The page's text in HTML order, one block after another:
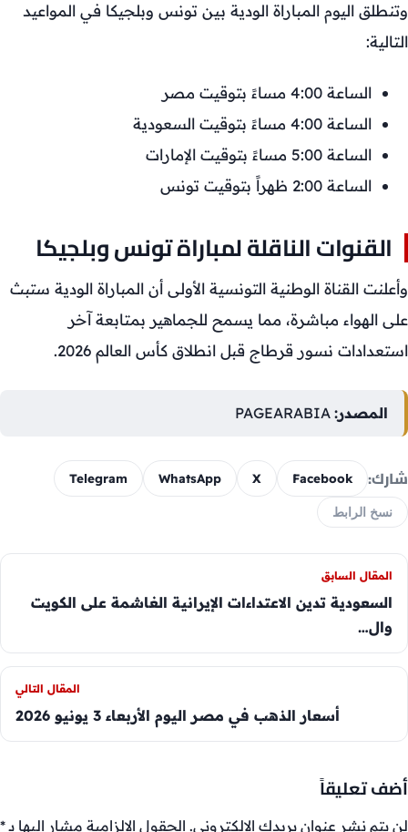
وتنطلق اليوم المباراة الودية بين تونس وبلجيكا في المواعيد
التالية:
الساعة 4:00 مساءً بتوقيت مصر
الساعة 4:00 مساءً بتوقيت السعودية
الساعة 5:00 مساءً بتوقيت الإمارات
الساعة 2:00 ظهراً بتوقيت تونس
القنوات الناقلة لمباراة تونس وبلجيكا
وأعلنت القناة الوطنية التونسية الأولى أن المباراة الودية ستبث
على الهواء مباشرة، مما يسمح للجماهير بمتابعة آخر
استعدادات نسور قرطاج قبل انطلاق كأس العالم 2026.
المصدر:
شارك: Facebook
X
WhatsApp
Telegram
نسخ الرابط
المقال السابق
السعودية تدين الاعتداءات الإيرانية الغاشمة على الكويت
وال…
المقال التالي
أسعار الذهب في مصر اليوم الأربعاء 3 يونيو 2026
أضف تعليقاً
لن يتم نشر عنوان بريدك الإلكتروني. الحقول الإلزامية مشار إليها بـ*